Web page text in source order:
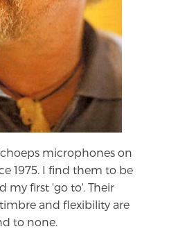
microphones on
1975. I find them to be
my first 'go to'. Their
and flexibility are
to none.